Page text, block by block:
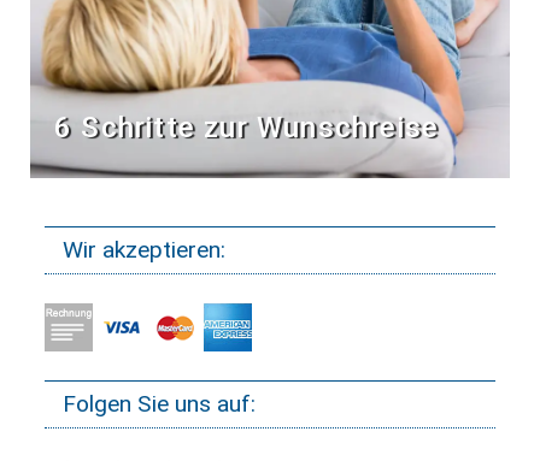
6 Schritte zur Wunschreise
Wir akzeptieren:
Folgen Sie uns auf: